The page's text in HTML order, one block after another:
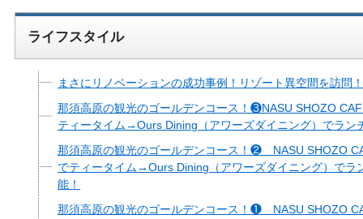
ライフスタイル
まさにリノベーションの成功事例！リゾート異空間を訪問
那須高原の観光のゴールデンコース！❸NASU SHOZO
ティータイム→Ours Dining（アワーズダイニング）でラ
那須高原の観光のゴールデンコース！❷ NASU SHOZO
でティータイム→Ours Dining（アワーズダイニング）で
能！
那須高原の観光のゴールデンコース！❶ NASU SHOZO